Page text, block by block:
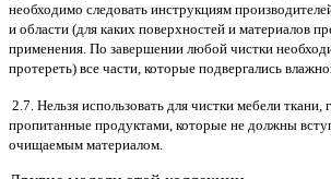
необходимо следовать инструкциям
и области (для каких поверхностей и материалов
применения. По завершении любой чистки
протереть) все части, которые подвергались
2.7. Нельзя использовать для чистки мебели ткани,
пропитанные продуктами, которые не должны
очищаемым материалом.